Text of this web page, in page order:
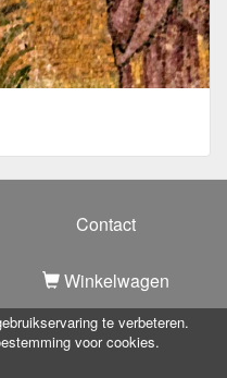
Contact
Winkelwagen
voor Liturgie-Privacy
te verbeteren.
voor cookies.